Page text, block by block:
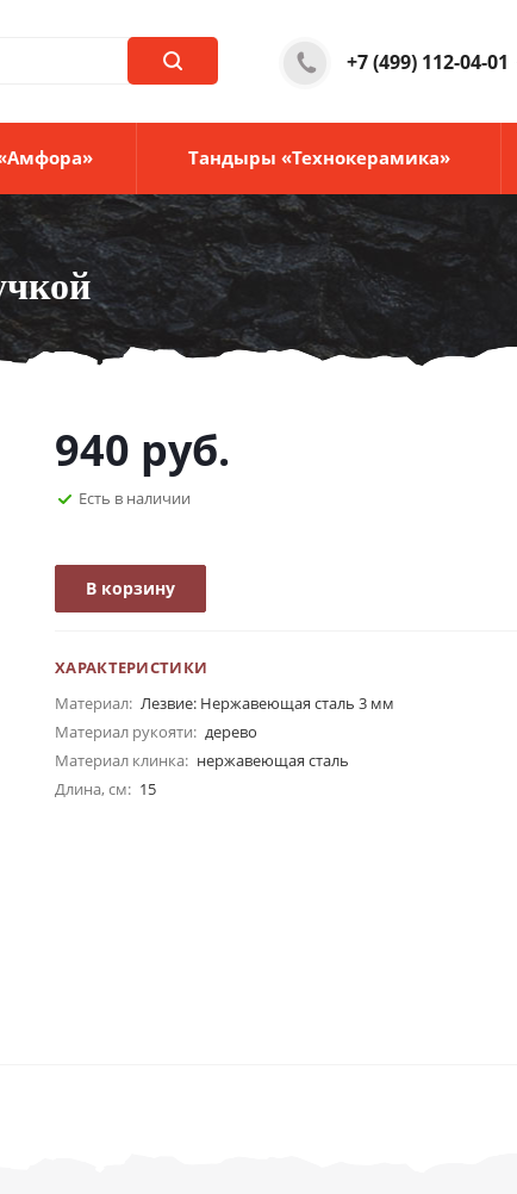
+7 (499) 112-04-01
Тандыры «Технокерамика»
940 руб.
Есть в наличии
В корзину
ХАРАКТЕРИСТИКИ
Материал: Лезвие: Нержавеющая сталь 3 мм
Материал рукояти: дерево
Материал клинка: нержавеющая сталь
Длина, см: 15